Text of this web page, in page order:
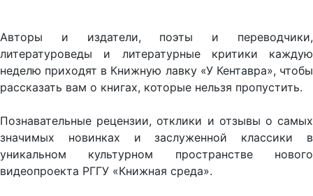
Авторы и издатели, поэты и переводчики,
литературоведы и литературные критики каждую
неделю приходят в Книжную лавку «У Кентавра», чтобы
рассказать вам о книгах, которые нельзя пропустить.
Познавательные рецензии, отклики и отзывы о самых
значимых новинках и заслуженной классики в
уникальном культурном пространстве нового
видеопроекта РГГУ «Книжная среда».